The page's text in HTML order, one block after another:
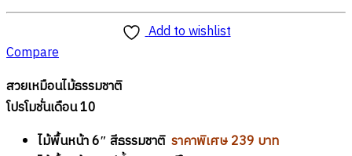
Add to wishlist
Compare
สวยเหมือนไม้ธรรมชาติ
โปรโมชั่นเดือน 10
ไม้พื้นหน้า 6″ สีธรรมชาติ ราคาพิเศษ 239 บาท